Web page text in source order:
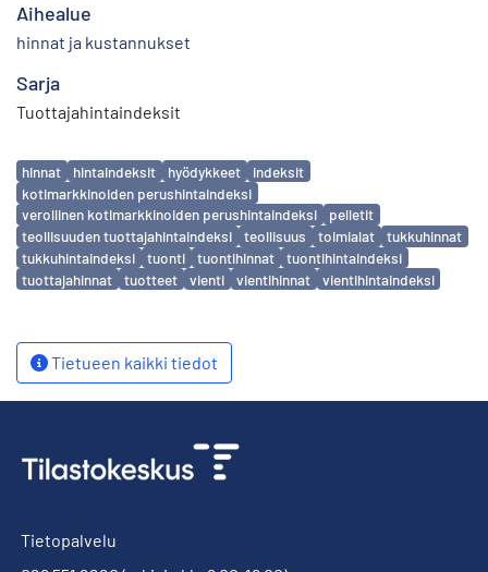
Aihealue
hinnat ja kustannukset
Sarja
Tuottajahintaindeksit
Avainsanat
hinnat hintaindeksit hyödykkeet
indeksit
kotimarkkinoiden perushintaindeksi
verollinen kotimarkkinoiden perushintaindeksi
pelletit
teollisuuden tuottajahintaindeksi
teollisuus toimialat
tukkuhinnat
tukkuhintaindeksi
tuonti tuontihinnat
tuontihintaindeksi
tuottajahinnat
tuotteet vienti vientihinnat vientihintaindeksi
Tietueen kaikki tiedot
Tietopalvelu